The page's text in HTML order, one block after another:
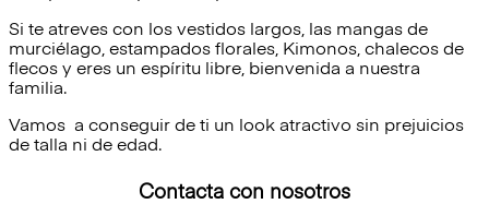
Si te atreves con los vestidos largos, las mangas de
murciélago, estampados florales, Kimonos, chalecos de
flecos y eres un espíritu libre, bienvenida a nuestra
familia.
Vamos a conseguir de ti un look atractivo sin prejuicios
de talla ni de edad.
Contacta con nosotros